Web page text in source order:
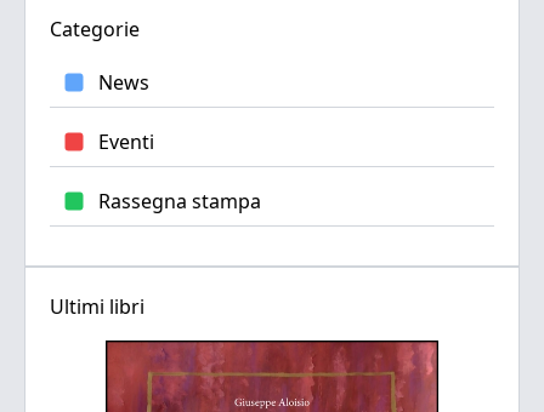
Categorie
News
Eventi
Rassegna stampa
Ultimi libri